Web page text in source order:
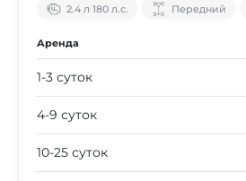
2.4 л 180 л.с. Передний
Аренда
1-3 суток
4-9 суток
10-25 суток